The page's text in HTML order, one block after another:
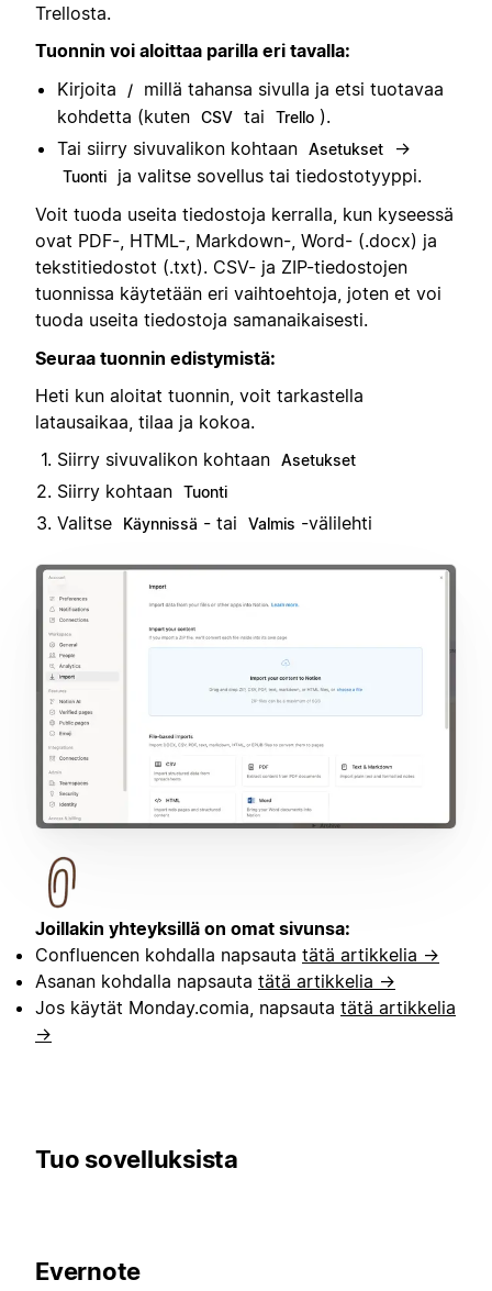
Trellosta.
Tuonnin voi aloittaa parilla eri tavalla:
Kirjoita
/
millä tahansa sivulla ja etsi tuotavaa
kohdetta (kuten CSV tai Trello ).
Tai siirry sivuvalikon kohtaan Asetukset →
Tuonti
ja valitse sovellus tai tiedostotyyppi.
Voit tuoda useita tiedostoja kerralla, kun kyseessä
ovat PDF-, HTML-, Markdown-, Word- (.docx) ja
tekstitiedostot (.txt). CSV- ja ZIP-tiedostojen
tuonnissa käytetään eri vaihtoehtoja, joten et voi
tuoda useita tiedostoja samanaikaisesti.
Seuraa tuonnin edistymistä:
Heti kun aloitat tuonnin, voit tarkastella
latausaikaa, tilaa ja kokoa.
Siirry sivuvalikon kohtaan Asetukset
Siirry kohtaan Tuonti
Valitse Käynnissä - tai Valmis -välilehti
Joillakin yhteyksillä on omat sivunsa:
Confluencen kohdalla napsauta tätä artikkelia →
Asanan kohdalla napsauta tätä artikkelia →
Jos käytät Monday.comia, napsauta tätä artikkelia
→
Tuo sovelluksista
Evernote